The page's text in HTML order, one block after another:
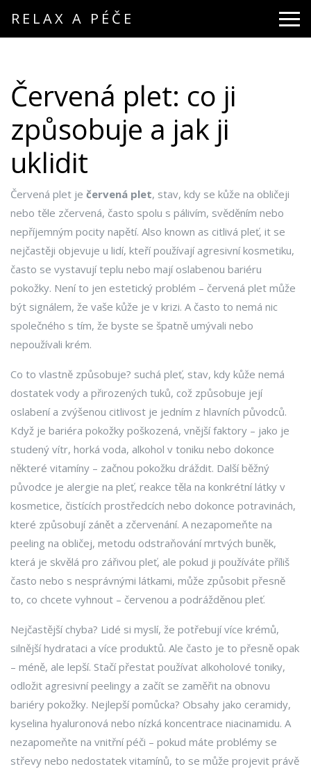
RELAX A PÉČE
Červená plet: co ji
způsobuje a jak ji
uklidit
Červená plet je červená plet, stav, kdy se kůže na obličeji
nebo těle zčervená, často spolu s pálivím, svěděním nebo
nepříjemným pocity napětí. Also known as citlivá pleť, it se
nejčastěji objevuje u lidí, kteří používají agresivní kosmetiku,
často se vystavují teplu nebo mají oslabenou bariéru
pokožky. Není to jen estetický problém – červená plet může
být signálem, že vaše kůže je v krizi. A často to nemá nic
společného s tím, že byste se špatně umývali nebo
nepoužívali krém.
Co to vlastně způsobuje? suchá pleť, stav, kdy kůže nemá
dostatek vody a přirozených tuků, což způsobuje její
oslabení a zvýšenou citlivost je jedním z hlavních původců.
Když je bariéra pokožky poškozená, vnější faktory – jako je
studený vítr, horká voda, alkohol v toniku nebo dokonce
některé vitamíny – začnou pokožku dráždit. Další běžný
původce je alergie na pleť, reakce těla na konkrétní látky v
kosmetice, čistících prostředcích nebo dokonce potravinách,
které způsobují zánět a zčervenání. A nezapomeňte na
peeling na obličej, metodu odstraňování mrtvých buněk,
která je skvělá pro zářivou pleť, ale pokud ji používáte příliš
často nebo s nesprávnými látkami, může způsobit přesně
to, co chcete vyhnout – červenou a podrážděnou pleť.
Nejčastější chyba? Lidé si myslí, že potřebují více krémů,
silnější hydrataci a více produktů. Ale často je to přesně opak
– méně, ale lepší. Stačí přestat používat alkoholové toniky,
odložit agresivní peelingy a začít se zaměřit na obnovu
bariéry pokožky. Nejlepší pomůcka? Obsahy jako ceramidy,
kyselina hyaluronová nebo nízká koncentrace niacinamidu. A
nezapomeňte na vnitřní péči – pokud máte problémy se
střevy nebo nedostatek vitamínů, to se může projevit právě